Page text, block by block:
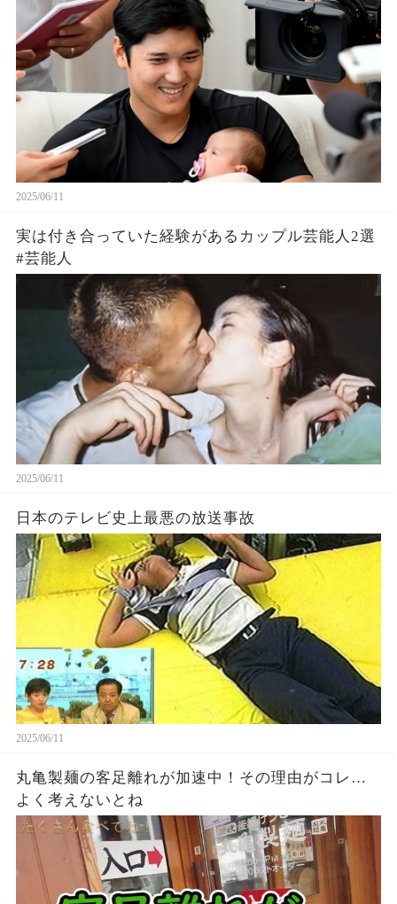
2025/06/11
実は付き合っていた経験があるカップル芸能人2選
#芸能人
2025/06/11
日本のテレビ史上最悪の放送事故
2025/06/11
丸亀製麺の客足離れが加速中！その理由がコレ…
よく考えないとね